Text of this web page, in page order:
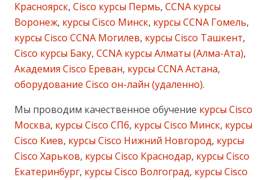
Красноярск, Cisco курсы Пермь, CCNA курсы
Воронеж, курсы Cisco Минск, курсы CCNA Гомель,
курсы Cisco CCNA Могилев, курсы Cisco Ташкент,
Cisco курсы Баку, CCNA курсы Алматы (Алма-Ата),
Академия Cisco Ереван, курсы CCNA Астана,
оборудование Cisco он-лайн (удаленно).
Мы проводим качественное обучение курсы Cisco
Москва, курсы Cisco СПб, курсы Cisco Минск, курсы
Cisco Киев, курсы Cisco Нижний Новгород, курсы
Cisco Харьков, курсы Cisco Краснодар, курсы Cisco
Екатеринбург, курсы Cisco Волгоград, курсы Cisco